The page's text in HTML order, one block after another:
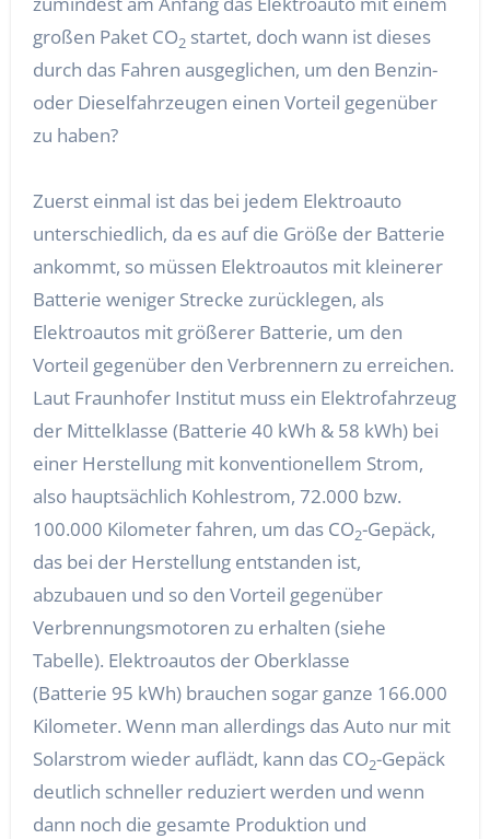
großen Paket CO2startet, doch wann ist dieses
durch das Fahren ausgeglichen, um den Benzin-
oder Dieselfahrzeugen einen Vorteil gegenüber
zu haben?
Zuerst einmal ist das bei jedem Elektroauto
unterschiedlich, da es auf die Größe der Batterie
ankommt, so müssen Elektroautos mit kleinerer
Batterie weniger Strecke zurücklegen, als
Elektroautos mit größerer Batterie, um den
Vorteil gegenüber den Verbrennern zu erreichen.
Laut Fraunhofer Institut muss ein Elektrofahrzeug
der Mittelklasse (Batterie 40 kWh & 58 kWh) bei
einer Herstellung mit konventionellem Strom,
also hauptsächlich Kohlestrom, 72.000 bzw.
100.000 Kilometer fahren, um das CO2-Gepäck,
das bei der Herstellung entstanden ist,
abzubauen und so den Vorteil gegenüber
Verbrennungsmotoren zu erhalten (siehe
Tabelle). Elektroautos der Oberklasse
(Batterie 95 kWh) brauchen sogar ganze 166.000
Kilometer. Wenn man allerdings das Auto nur mit
Solarstrom wieder auflädt, kann das CO2-Gepäck
deutlich schneller reduziert werden und wenn
dann noch die gesamte Produktion und